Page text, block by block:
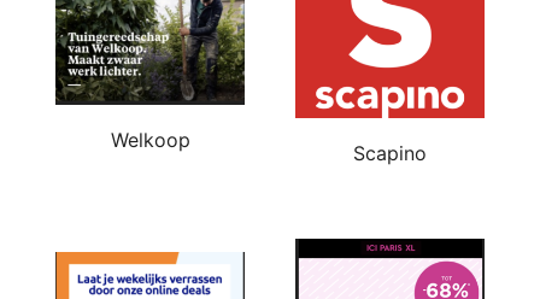
Welkoop
Scapino